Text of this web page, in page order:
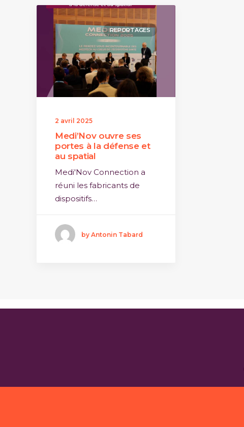
REPORTAGES
2 avril 2025
Medi’Nov ouvre ses
portes à la défense et
au spatial
Medi'Nov Connection a
réuni les fabricants de
dispositifs…
by Antonin Tabard